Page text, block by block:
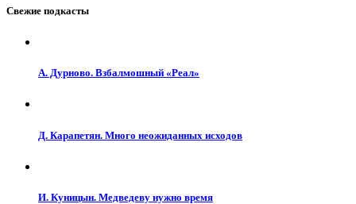
Свежие подкасты
А. Дурново. Взбалмошный «Реал»
Д. Карапетян. Много неожиданных исходов
И. Куницын. Медведеву нужно время